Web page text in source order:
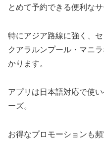
とめて予約できる便利なサ
特にアジア路線に強く、
クアラルンプール・マニ
かります。
アプリは日本語対応で使
ーズ。
お得なプロモーションも